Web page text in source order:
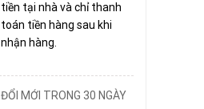
tiền tại nhà và chỉ thanh
toán tiền hàng sau khi
nhận hàng.
ĐỔI MỚI TRONG 30 NGÀY